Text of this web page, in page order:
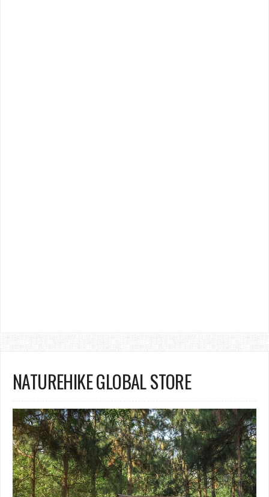
NATUREHIKE GLOBAL STORE